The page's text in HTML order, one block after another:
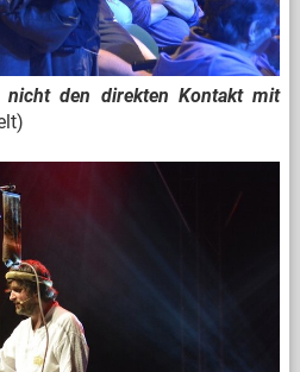
nicht den direkten Kontakt mit